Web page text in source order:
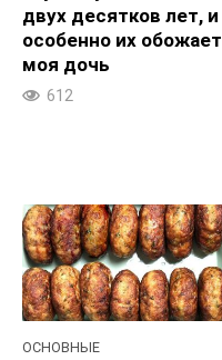
двух десятков лет, и
особенно их обожает
моя дочь
612
ОСНОВНЫЕ